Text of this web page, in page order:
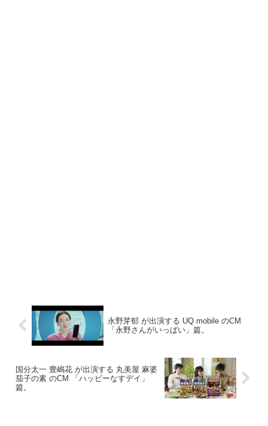
永野芽郁 が出演する UQ mobile のCM
「永野さんがいっぱい」篇。
国分太一 豊嶋花 が出演する 丸美屋 麻婆
茄子の素 のCM 「ハッピーなすデイ」
篇。